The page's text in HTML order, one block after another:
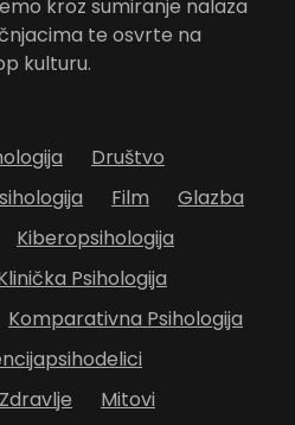
kroz sumiranje nalaza
te osvrte na
kulturu.
Društvo
Film
Glazba
Kiberopsihologija
Psihologija
Komparativna Psihologija
Mitovi